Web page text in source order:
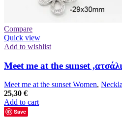
Compare
Quick view
Add to wishlist
Meet me at the sunset
Meet me at the sunset Women,
25,30 €
Add to cart
Save